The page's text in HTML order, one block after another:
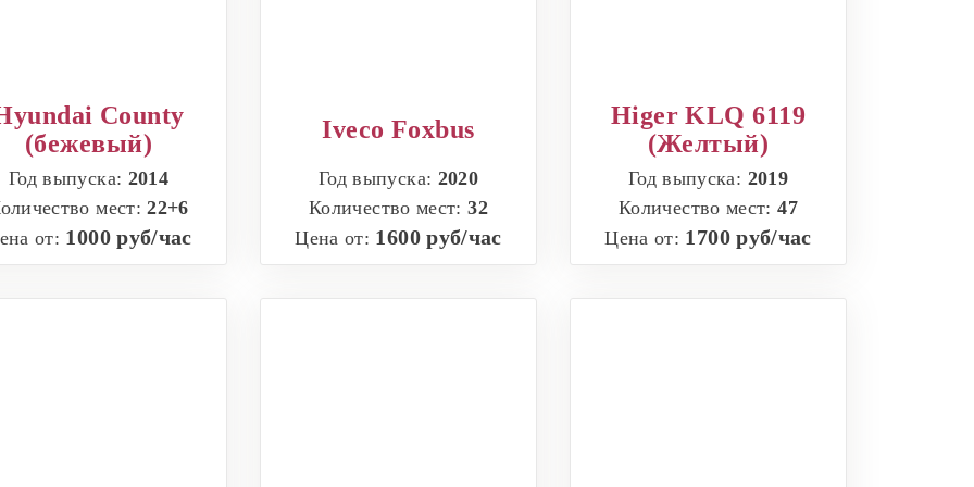
County
(бежевый)
Год выпуска: 2014
мест:22+6
от: 1000 руб/час
Iveco Foxbus
Год выпуска: 2020
Количество мест:32
Цена от: 1600 руб/час
Higer KLQ 6119
(Желтый)
Год выпуска: 2019
Количество мест:47
Цена от: 1700 руб/час